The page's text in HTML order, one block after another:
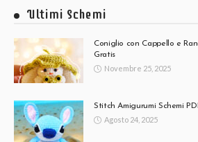
Ultimi Schemi
Coniglio con Cappello e
Gratis
Novembre 25, 2025
Stitch Amigurumi Schemi
Agosto 24, 2025